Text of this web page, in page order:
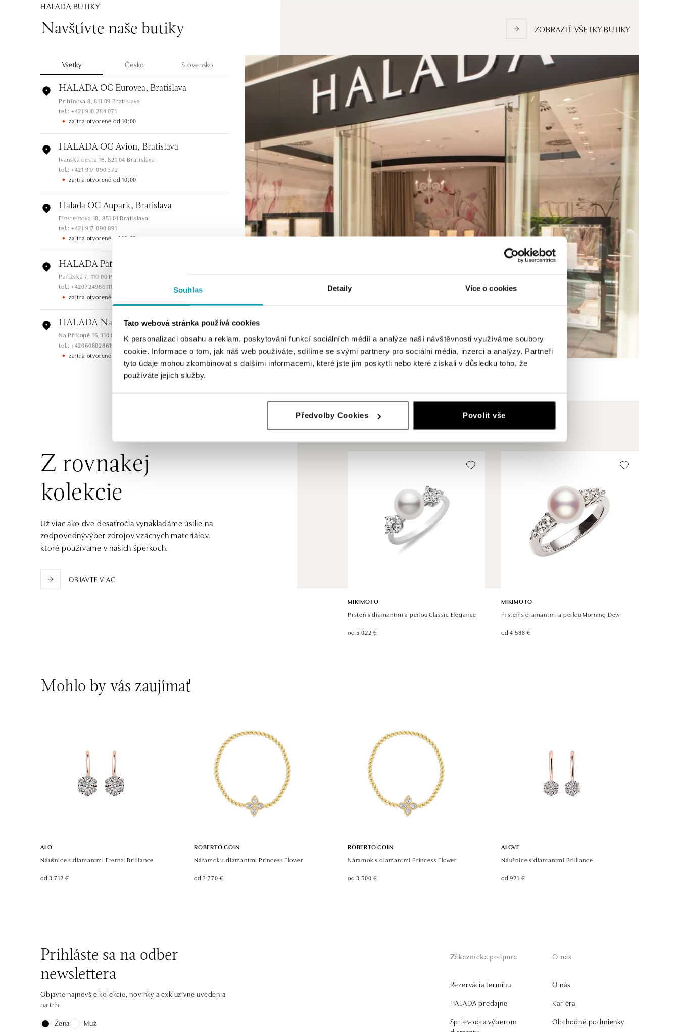
Souhlas Detaily Více o cookies
Tato webová stránka používá cookies
K personalizaci obsahu a reklam, poskytování funkcí sociálních médií a analýze naší návštěvnosti využíváme soubory
cookie. Informace o tom, jak náš web používáte, sdílíme se svými partnery pro sociální média, inzerci a analýzy. Partneři
tyto údaje mohou zkombinovat s dalšími informacemi, které jste jim poskytli nebo které získali v důsledku toho, že
používáte jejich služby.
Předvolby Cookies Povolit vše
HALADA BUTIKY
Navštívte naše butiky ZOBRAZIŤ VŠETKY BUTIKY
Všetky Česko Slovensko
HALADA OC Eurovea, Bratislava
Pribinova 8, 811 09 Bratislava
tel.: +421 910 284 071
zajtra otvorené od 10:00
HALADA OC Avion, Bratislava
Ivanská cesta 16, 821 04 Bratislava
tel.: +421 917 090 372
zajtra otvorené od 10:00
Halada OC Aupark, Bratislava
Einsteinova 18, 851 01 Bratislava
tel.: +421 917 090 891
zajtra otvorené od 10:00
HALADA Pařížská, Praha
Pařížská 7, 110 00 Praha 1
tel.: +420724986111
zajtra otvorené od 10:00
HALADA Na Příkopě, Praha
Na Příkopě 16, 110 00 Praha 1
tel.: +420608028615
zajtra otvorené od 09:00
HALADA Česká, Brno
HALADA OC Avion, Ostrava
Rudná 3114/114, 700 30 Ostrava-Zábřeh
tel.: +420605174749
zajtra otvorené od 09:00
Z rovnakej
kolekcie
Už viac ako dve desaťročia vynakladáme úsilie na
zodpovednývýber zdrojov vzácnych materiálov,
ktoré používame v našich šperkoch.
OBJAVTE VIAC
MIKIMOTO
Prsteň s diamantmi a perlou Classic Elegance
od 5 022 €
MIKIMOTO
Prsteň s diamantmi a perlou Morning Dew
od 4 588 €
Mohlo by vás zaujímať
ALO
Náušnice s diamantmi Eternal Brilliance
od 3 712 €
ROBERTO COIN
Náramok s diamantmi Princess Flower
od 3 770 €
ROBERTO COIN
Náramok s diamantmi Princess Flower
od 3 500 €
ALOVE
Náušnice s diamantmi Brilliance
od 921 €
Prihláste sa na odber
newslettera
Objavte najnovšie kolekcie, novinky a exkluzívne uvedenia
na trh.
Žena
Muž
Zákaznícka podpora
Rezervácia termínu
HALADA predajne
Sprievodca výberom
O nás
O nás
Kariéra
Obchodné podmienky